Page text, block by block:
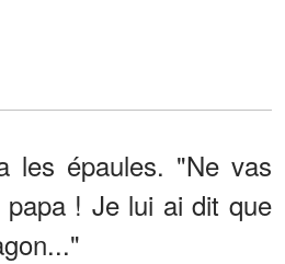
les épaules. "Ne vas
! Je lui ai dit que